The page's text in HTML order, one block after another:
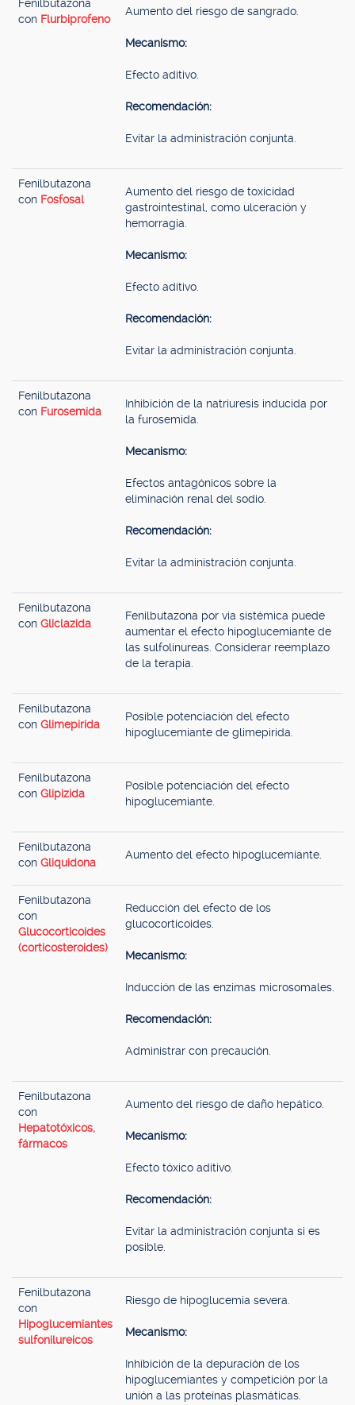
Fenilbutazona
con Flurbiprofeno
Aumento del riesgo de sangrado.
Mecanismo:
Efecto aditivo.
Recomendación:
Evitar la administración conjunta.
Fenilbutazona
con Fosfosal
Aumento del riesgo de toxicidad
gastrointestinal, como ulceración y
hemorragia.
Mecanismo:
Efecto aditivo.
Recomendación:
Evitar la administración conjunta.
Fenilbutazona
con Furosemida
Inhibición de la natriuresis inducida por
la furosemida.
Mecanismo:
Efectos antagónicos sobre la
eliminación renal del sodio.
Recomendación:
Evitar la administración conjunta.
Fenilbutazona
con Gliclazida
Fenilbutazona por via sistémica puede
aumentar el efecto hipoglucemiante de
las sulfolinureas. Considerar reemplazo
de la terapia.
Fenilbutazona
con Glimepirida
Posible potenciación del efecto
hipoglucemiante de glimepirida.
Fenilbutazona
con Glipizida
Posible potenciación del efecto
hipoglucemiante.
Fenilbutazona
con Gliquidona
Aumento del efecto hipoglucemiante.
Fenilbutazona
con
Glucocorticoides
(corticosteroides)
Reducción del efecto de los
glucocorticoides.
Mecanismo:
Inducción de las enzimas microsomales.
Recomendación:
Administrar con precaución.
Fenilbutazona
con
Hepatotóxicos,
fármacos
Aumento del riesgo de daño hepático.
Mecanismo:
Efecto tóxico aditivo.
Recomendación:
Evitar la administración conjunta si es
posible.
Fenilbutazona
con
Hipoglucemiantes
sulfonilureicos
Riesgo de hipoglucemia severa.
Mecanismo:
Inhibición de la depuración de los
hipoglucemiantes y competición por la
unión a las proteínas plasmáticas.